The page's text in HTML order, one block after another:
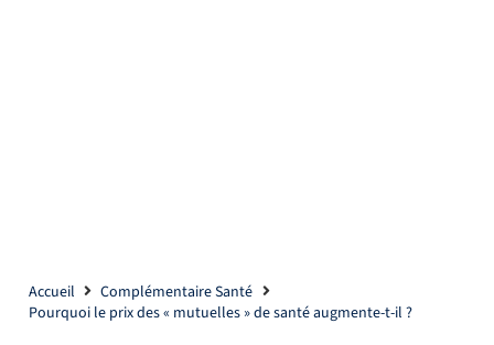
Accueil
Complémentaire Santé
Pourquoi le prix des « mutuelles » de santé augmente-t-il ?